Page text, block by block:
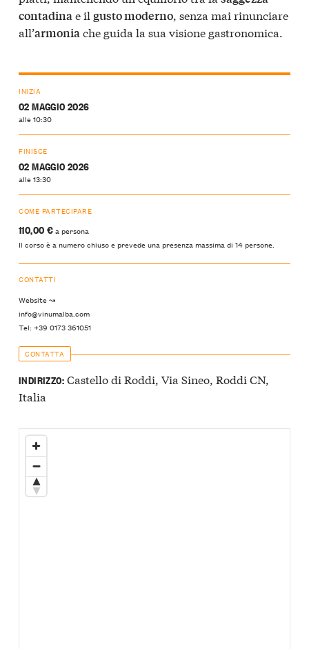
contadinae il gusto moderno, senza mai rinunciare
all’armoniache guida la sua visione gastronomica.
INIZIA
02 MAGGIO 2026
alle 10:30
FINISCE
02 MAGGIO 2026
alle 13:30
COME PARTECIPARE
110,00 €a persona
Il corso è a numero chiuso e prevede una presenza massima di 14 persone.
CONTATTI
Website ↝
info@vinumalba.com
Tel: +39 0173 361051
CONTATTA
INDIRIZZO:Castello di Roddi, Via Sineo, Roddi CN,
Italia